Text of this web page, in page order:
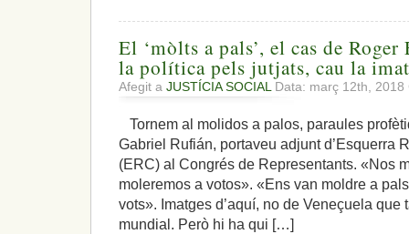
El ‘mòlts a pals’, el cas de
la política pels jutjats, cau la
Afegit a JUSTÍCIA SOCIAL Data: març 12th, 2018
Tornem al molidos a palos, paraules
Gabriel Rufián, portaveu adjunt d’Esquerra
(ERC) al Congrés de Representants. «Nos
moleremos a votos». «Ens van moldre a
vots». Imatges d’aquí, no de Veneçuela
mundial. Però hi ha qui […]